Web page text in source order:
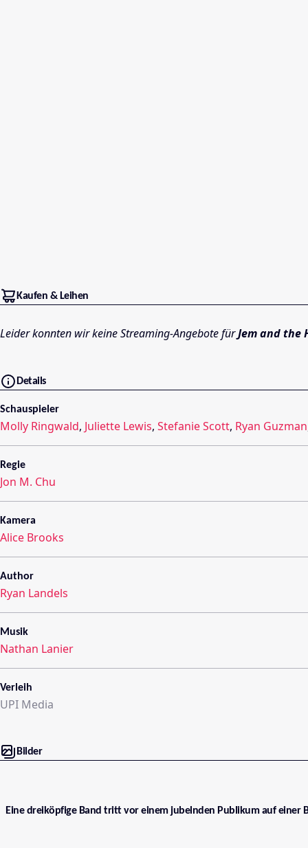
Kaufen & Leihen
Leider konnten wir keine Streaming-Angebote fürJem and the
Details
Schauspieler
Molly Ringwald, Juliette Lewis, Stefanie Scott, Ryan Guzman
Regie
Jon M. Chu
Kamera
Alice Brooks
Author
Ryan Landels
Musik
Nathan Lanier
Verleih
UPI Media
Bilder
Eine dreiköpfige Band tritt vor einem jubelnden Publikum auf einer